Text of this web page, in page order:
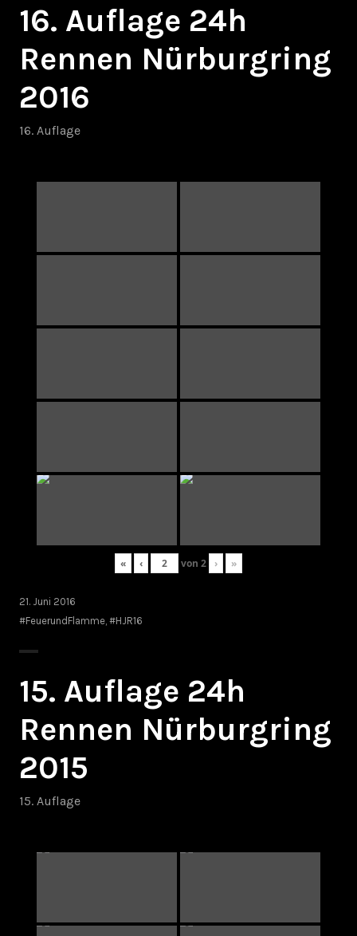
16. Auflage 24h
Rennen Nürburgring
2016
16. Auflage
« ‹ von 2 › »
21. Juni 2016
#FeuerundFlamme #HJR16
15. Auflage 24h
Rennen Nürburgring
2015
15. Auflage